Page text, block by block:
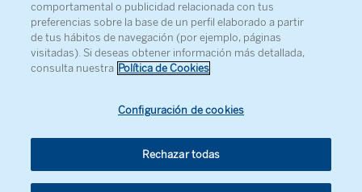
PRENSA
MAPA WEB
AGENDA
Recibe información sobre nuestra actividad
comportamental o publicidad relacionada con tus
preferencias sobre la base de un perfil elaborado a partir
de tus hábitos de navegación (por ejemplo, páginas
visitadas). Si deseas obtener información más detallada,
consulta nuestra Política de Cookies
Configuración de cookies
Rechazar todas